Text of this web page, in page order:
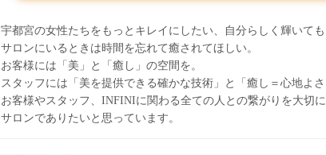
宇都宮の女性たちをもっとキレイにしたい、自分らしく輝いても
サロンにいるときは時間を忘れて癒されてほしい。
お客様には「美」と「癒し」の空間を。
スタッフには「美を提供できる確かな技術」と「癒し＝心地よさ
お客様やスタッフ、INFINIに関わる全ての人との繋がりを大切
サロンでありたいと思っています。